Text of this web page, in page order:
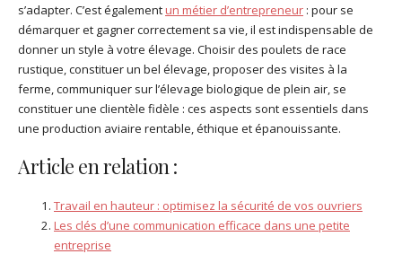
s’adapter. C’est égalementun métier d’entrepreneur : pour se
démarquer et gagner correctement sa vie, il est indispensable de
donner un style à votre élevage. Choisir des poulets de race
rustique, constituer un bel élevage, proposer des visites à la
ferme, communiquer sur l’élevage biologique de plein air, se
constituer une clientèle fidèle : ces aspects sont essentiels dans
une production aviaire rentable, éthique et épanouissante.
Article en relation :
Travail en hauteur : optimisez la sécurité de vos ouvriers
Les clés d’une communication efficace dans une petite
entreprise